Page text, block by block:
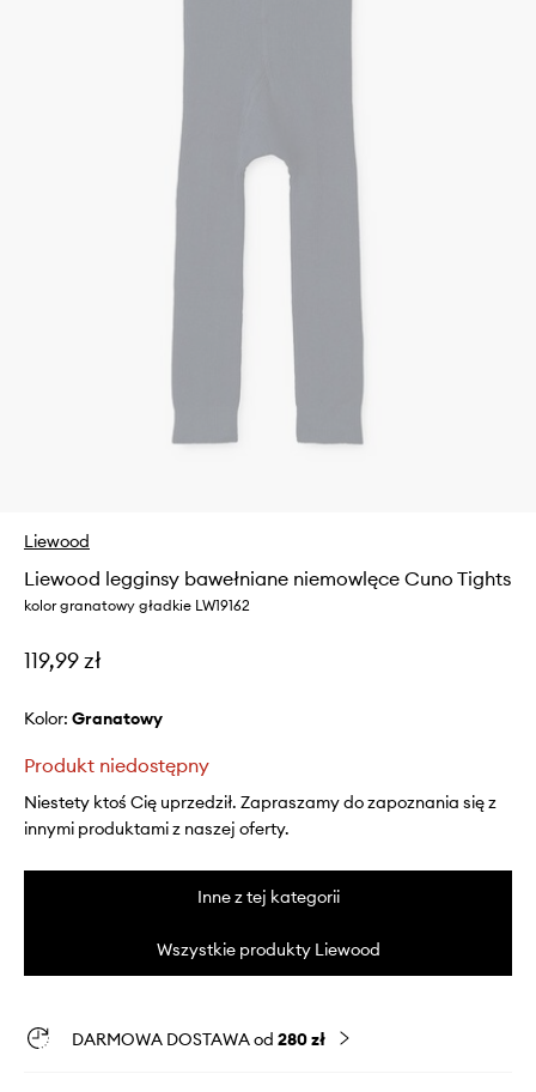
Liewood
Liewood legginsy bawełniane niemowlęce Cuno Tights
kolor granatowy gładkie LW19162
119,99 zł
Kolor: granatowy
Produkt niedostępny
Niestety ktoś Cię uprzedził. Zapraszamy do zapoznania się z
innymi produktami z naszej oferty.
Inne z tej kategorii
Wszystkie produkty Liewood
DARMOWA DOSTAWA od 280 zł